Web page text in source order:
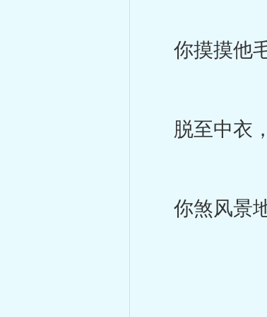
你摸摸他
脱至中衣
你煞风景